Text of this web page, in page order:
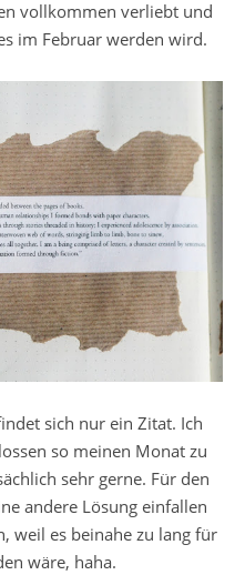
vollkommen verliebt und
im Februar werden wird.
sich nur ein Zitat. Ich
so meinen Monat zu
sehr gerne. Für den
andere Lösung einfallen
weil es beinahe zu lang für
wäre, haha.